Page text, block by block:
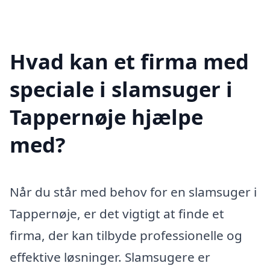
Hvad kan et firma med
speciale i slamsuger i
Tappernøje hjælpe
med?
Når du står med behov for en slamsuger i
Tappernøje, er det vigtigt at finde et
firma, der kan tilbyde professionelle og
effektive løsninger. Slamsugere er